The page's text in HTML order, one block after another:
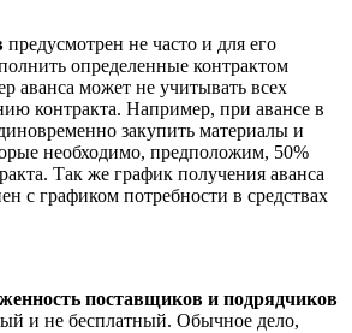
предусмотрен не часто и для его
определенные контрактом
аванса может не учитывать всех
контракта. Например, при авансе в
закупить материалы и
необходимо, предположим, 50%
Так же график получения аванса
с графиком потребности в средствах
поставщиков и подрядчиков
и не бесплатный. Обычное дело,